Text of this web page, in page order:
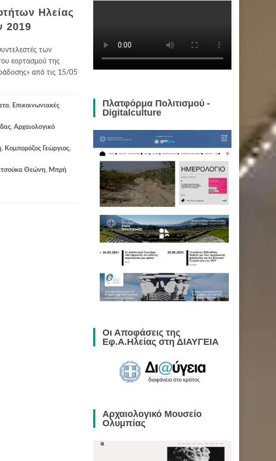
Ηλείας
2019
των
εορτασμού της
από τις 15/05
, Επικοινωνιακές
, Αρχαιολογικό
, Κομπορόζος Γεώργιος,
Θεώνη, Μπρή
Πλατφόρμα Πολιτισμού -
Digitalculture
Οι Αποφάσεις της
Εφ.Α.Ηλείας στη ΔΙΑΥΓΕΙΑ
Αρχαιολογικό Μουσείο
Ολυμπίας